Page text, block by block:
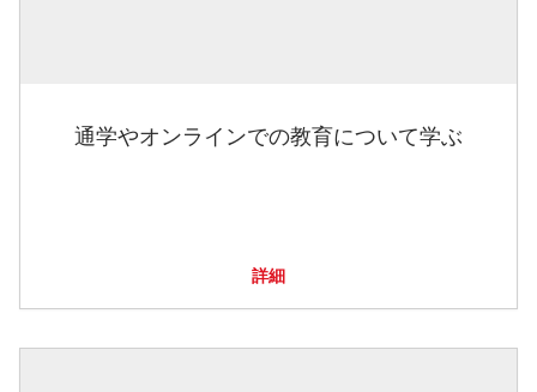
通学やオンラインでの教育について学ぶ
詳細